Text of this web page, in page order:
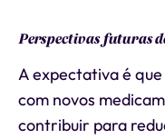
Perspectivas futuras
A expectativa é
com novos
contribuir para